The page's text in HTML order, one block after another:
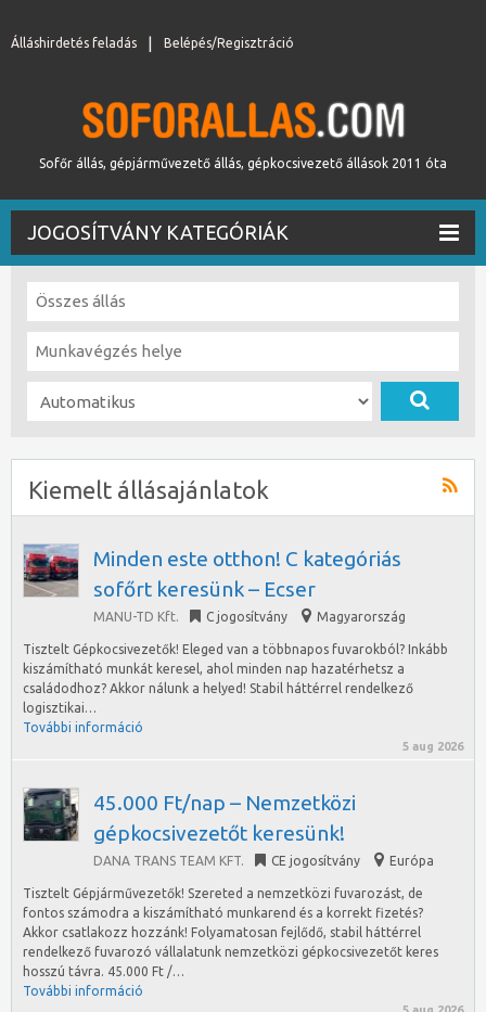
Belépés/Regisztráció
Álláshirdetés feladás
Sofőr állás, gépjárművezető állás, gépkocsivezető állások 2011 óta
JOGOSÍTVÁNY KATEGÓRIÁK
Kiemelt állásajánlatok
Minden este otthon! C kategóriás
sofőrt keresünk – Ecser
MANU-TD Kft. C jogosítvány Magyarország
Tisztelt Gépkocsivezetők! Eleged van a többnapos fuvarokból? Inkább
kiszámítható munkát keresel, ahol minden nap hazatérhetsz a
családodhoz? Akkor nálunk a helyed! Stabil háttérrel rendelkező
logisztikai…
További információ
5 aug 2026
45.000 Ft/nap – Nemzetközi
gépkocsivezetőt keresünk!
DANA TRANS TEAM KFT. CE jogosítvány Európa
Tisztelt Gépjárművezetők! Szereted a nemzetközi fuvarozást, de
fontos számodra a kiszámítható munkarend és a korrekt fizetés?
Akkor csatlakozz hozzánk! Folyamatosan fejlődő, stabil háttérrel
rendelkező fuvarozó vállalatunk nemzetközi gépkocsivezetőt keres
hosszú távra. 45.000 Ft /…
További információ